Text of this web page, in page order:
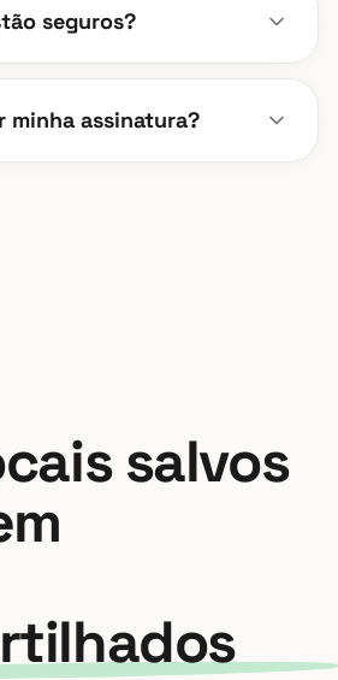
seguros?
minha assinatura?
salvos